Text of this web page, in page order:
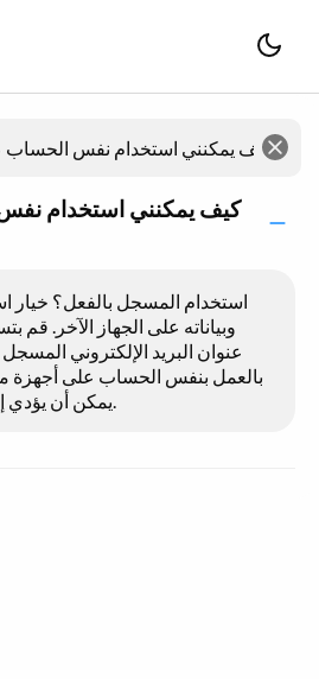
كيف يمكنني استخدام
استخدام المسجل بالفعل؟ خيار
وبياناته على الجهاز الآخر. قم
عنوان البريد الإلكتروني
بالعمل بنفس الحساب على أجهزة
يمكن أن يؤدي إلى الكتابة فوق الإصدار.